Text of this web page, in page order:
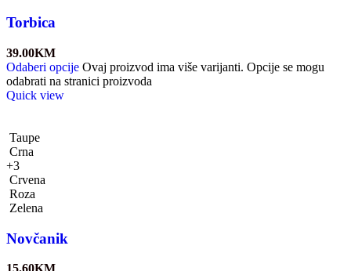
Torbica
39.00KM
Odaberi opcije Ovaj proizvod ima više varijanti. Opcije se mogu
odabrati na stranici proizvoda
Quick view
Taupe
Crna
+3
Crvena
Roza
Zelena
Novčanik